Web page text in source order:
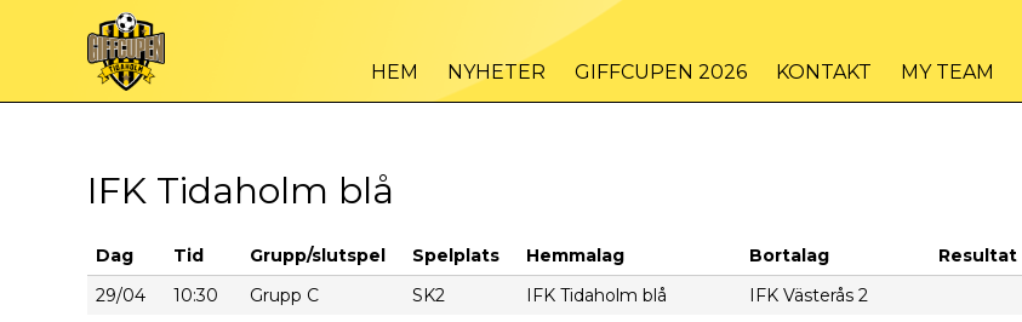
HEM NYHETER GIFFCUPEN 2026 KONTAKT MY TEAM
IFK Tidaholm blå
Dag Tid Grupp/slutspel Spelplats Hemmalag Bortalag
Resultat
29/04
10:30 Grupp C SK2 IFK Tidaholm blå IFK Västerås 2